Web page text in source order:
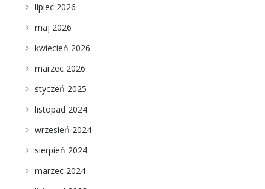
lipiec 2026
maj 2026
kwiecień 2026
marzec 2026
styczeń 2025
listopad 2024
wrzesień 2024
sierpień 2024
marzec 2024